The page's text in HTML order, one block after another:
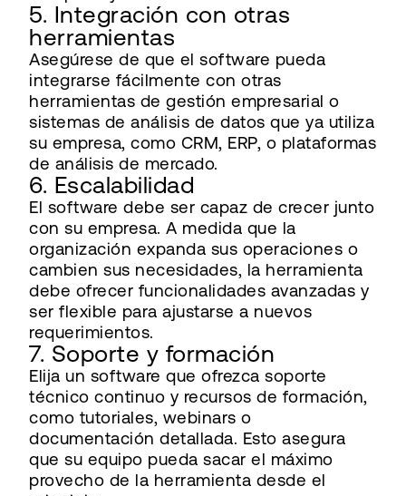
5. Integración con otras
herramientas
Asegúrese de que el software pueda
integrarse fácilmente con otras
herramientas de gestión empresarial o
sistemas de análisis de datos que ya utiliza
su empresa, como CRM, ERP, o plataformas
de análisis de mercado.
6. Escalabilidad
El software debe ser capaz de crecer junto
con su empresa. A medida que la
organización expanda sus operaciones o
cambien sus necesidades, la herramienta
debe ofrecer funcionalidades avanzadas y
ser flexible para ajustarse a nuevos
requerimientos.
7. Soporte y formación
Elija un software que ofrezca soporte
técnico continuo y recursos de formación,
como tutoriales, webinars o
documentación detallada. Esto asegura
que su equipo pueda sacar el máximo
provecho de la herramienta desde el